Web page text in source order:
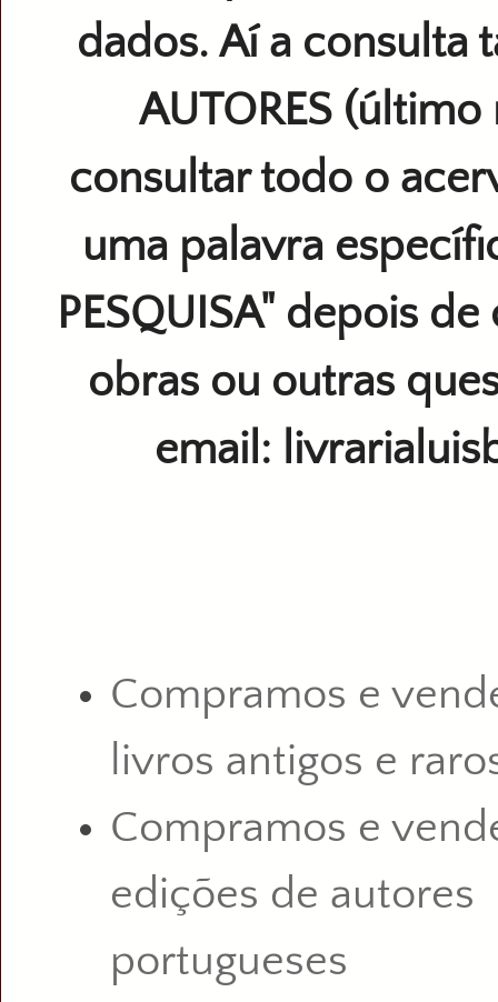
dados. Aí a consulta
AUTORES
consultar todo o
uma palavra
PESQUISA" depois
obras ou outras
email:
Compramos e
livros antigos e
Compramos e
edições de autores
portugueses